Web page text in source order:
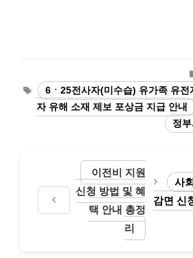
Tags
6ㆍ25전사자(미수습) 유가족 유
자 유해 소재 제보 포상금 지급 안내
정
이전비 지원
신청 방법 및 혜
택 안내 총정
리
사
감면 신